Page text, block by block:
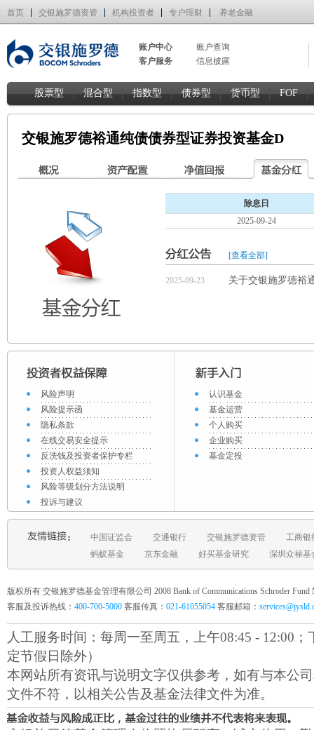
首页 交银施罗德资管 机构投资者 专户理财 养老金融
账户中心
账户查询
客户服务
信息披露
股票型 混合型 指数型 债券型 货币型 FOF
交银施罗德裕通纯债债券型证券投资基金D
除息日
2025-09-24
[查看全部]
2025-09-23 关于交银施罗德裕
风险声明
风险提示函
隐私条款
在线交易安全提示
反洗钱及投资者保护专栏
投资人权益须知
风险等级划分方法说明
投诉与建议
认识基金
基金运营
个人购买
企业购买
基金定投
中国证监会 交通银行 交银施罗德资管
工商银
蚂蚁基金
京东金融 好买基金研究 深圳众禄基
版权所有 交银施罗德基金管理有限公司 2008 Bank of Communications Schroder Fund
客服及投诉热线： 400-700-5000 客服传真： 021-61055054 客服邮箱：
人工服务时间：每周一至周五，上午08:45 - 12:00；
定节假日除外）
本网站所有资讯与说明文字仅供参考，如有与本公
文件不符，以相关公告及基金法律文件为准。